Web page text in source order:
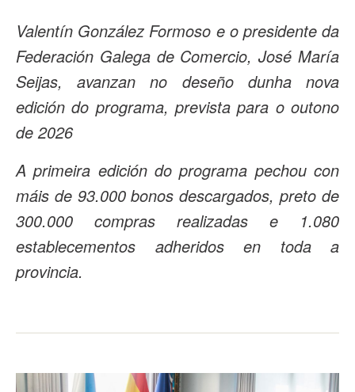
Valentín González Formoso e o presidente da
Federación Galega de Comercio, José María
Seijas, avanzan no deseño dunha nova
edición do programa, prevista para o outono
de 2026
A primeira edición do programa pechou con
máis de 93.000 bonos descargados, preto de
300.000 compras realizadas e 1.080
establecementos adheridos en toda a
provincia.